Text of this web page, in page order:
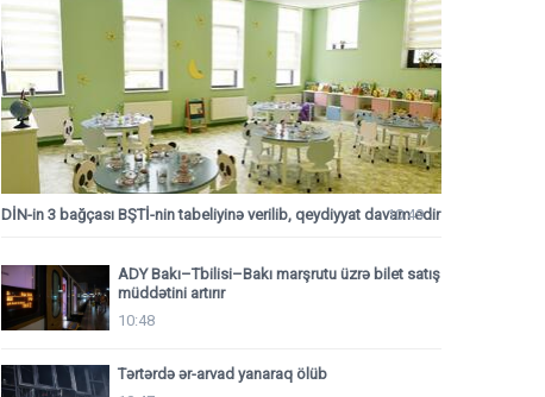
DİN-in 3 bağçası BŞTİ-nin tabeliyinə verilib, qeydiyyat davam edir
10:49
ADY Bakı–Tbilisi–Bakı marşrutu üzrə bilet satış
müddətini artırır
10:48
Tərtərdə ər-arvad yanaraq ölüb